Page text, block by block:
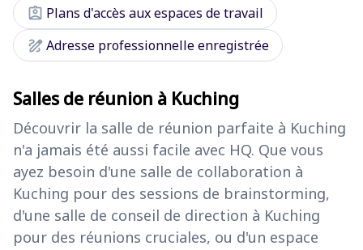
assignment_ind Plans d'accès aux espaces de travail
draw Adresse professionnelle enregistrée
Salles de réunion à Kuching
Découvrir la salle de réunion parfaite à Kuching
n'a jamais été aussi facile avec HQ. Que vous
ayez besoin d'une salle de collaboration à
Kuching pour des sessions de brainstorming,
d'une salle de conseil de direction à Kuching
pour des réunions cruciales, ou d'un espace